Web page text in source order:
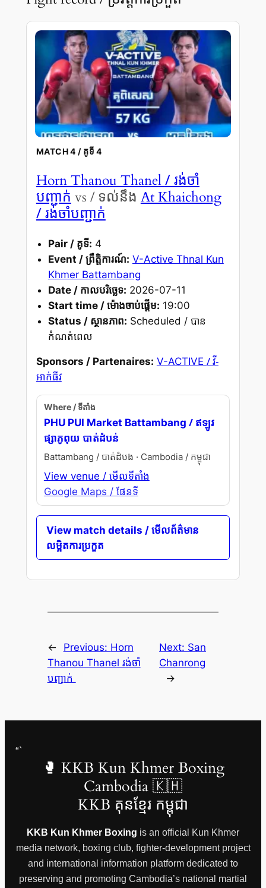
MATCH 4 / គូទី 4
Horn Thanou Thanel/ រង់ចាំ
បញ្ជាក់ vs / ទល់នឹង At Khaichong
/ រង់ចាំបញ្ជាក់
Pair / គូទី: 4
Event / ព្រឹត្តិការណ៍: V-Active Thnal Kun
Khmer Battambang
Date / កាលបរិច្ឆេទ: 2026-07-11
Start time / ម៉ោងចាប់ផ្តើម: 19:00
Status / ស្ថានភាព: Scheduled / បាន
កំណត់ពេល
Sponsors / Partenaires: V-ACTIVE / វី-
អាក់ធីវ
Where / ទីតាំង
PHU PUI Market Battambang / ឥឡូវ
ផ្សាភូពុយ បាត់ដំបន់
Battambang / បាត់ដំបង · Cambodia / កម្ពុជា
View venue / មើលទីតាំង
Google Maps / ផែនទី
View match details / មើលព័ត៌មាន
លម្អិតការប្រកួត
← Previous: Horn
Thanou Thanel រង់ចាំ
បញ្ជាក់
Next: San
Chanrong
→
“`
🥊 KKB Kun Khmer Boxing
Cambodia 🇰🇭
KKB គុនខ្មែរ កម្ពុជា
KKB Kun Khmer Boxing is an official Kun Khmer
media network, boxing club, fighter-development project
and international information platform dedicated to
preserving and promoting Cambodia’s national martial